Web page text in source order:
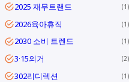
2025 재무트랜드 1
2026육아휴직 1
2030 소비 트렌드 1
3·15의거 2
302리디렉션 1